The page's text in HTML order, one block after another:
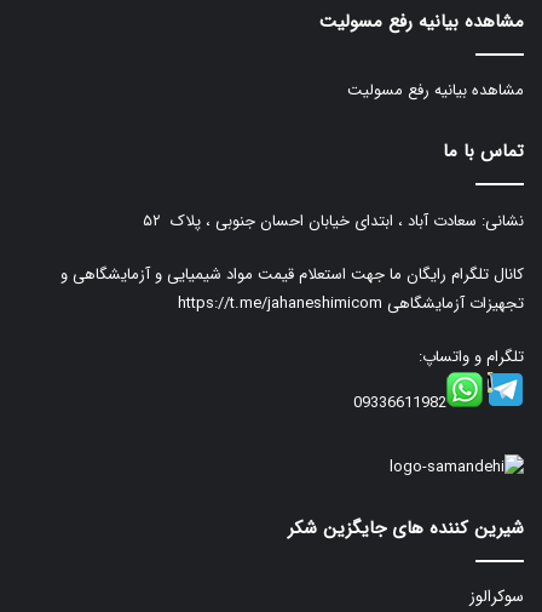
مشاهده بیانیه رفع مسولیت
مشاهده بیانیه رفع مسولیت
تماس با ما
نشانی: سعادت آباد ، ابتدای خیابان احسان جنوبی ، پلاک ۵۲
کانال تلگرام رایگان ما جهت استعلام قیمت مواد شیمیایی و آزمایشگاهی و
تجهیزات آزمایشگاهی https://t.me/jahaneshimicom
تلگرام و واتساپ:
09336611982
شیرین کننده های جایگزین شکر
سوکرالوز